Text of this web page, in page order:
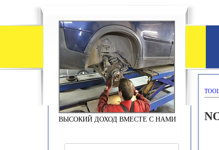
ВЫСОКИЙ ДОХОД ВМЕСТЕ С НАМИ